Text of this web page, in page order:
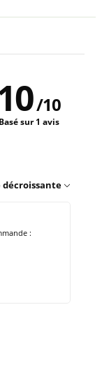
/10
Basé sur 1 avis
décroissante
: